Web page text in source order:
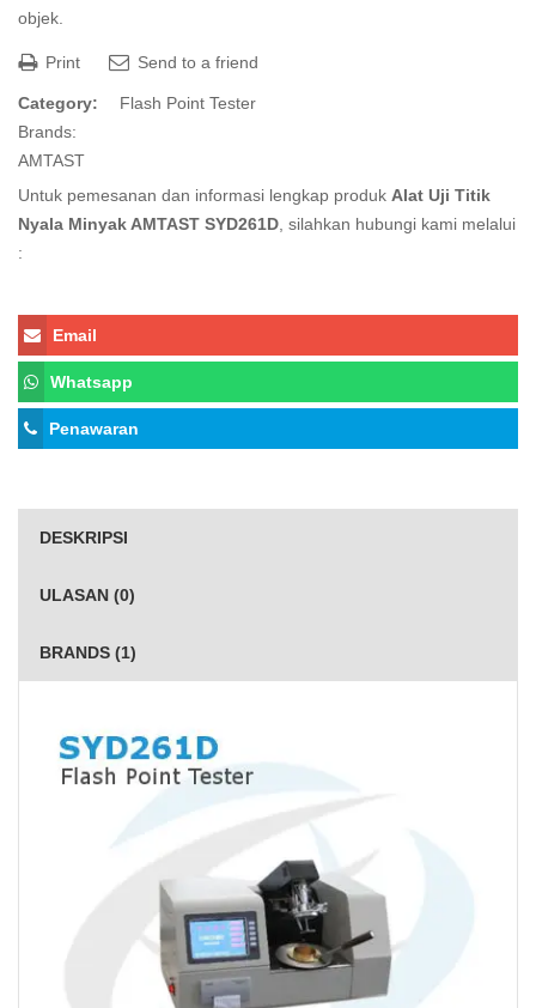
objek.
Print Send to a friend
Category:
Flash Point Tester
Brands:
AMTAST
Untuk pemesanan dan informasi lengkap produk Alat Uji Titik
Nyala Minyak AMTAST SYD261D , silahkan hubungi kami melalui
:
Email
Whatsapp
Penawaran
DESKRIPSI
ULASAN (0)
BRANDS (1)